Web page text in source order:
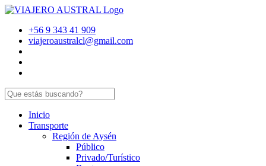
+56 9 343 41 909
viajeroaustralcl@gmail.com
Inicio
Transporte
Región de Aysén
Público
Privado/Turístico